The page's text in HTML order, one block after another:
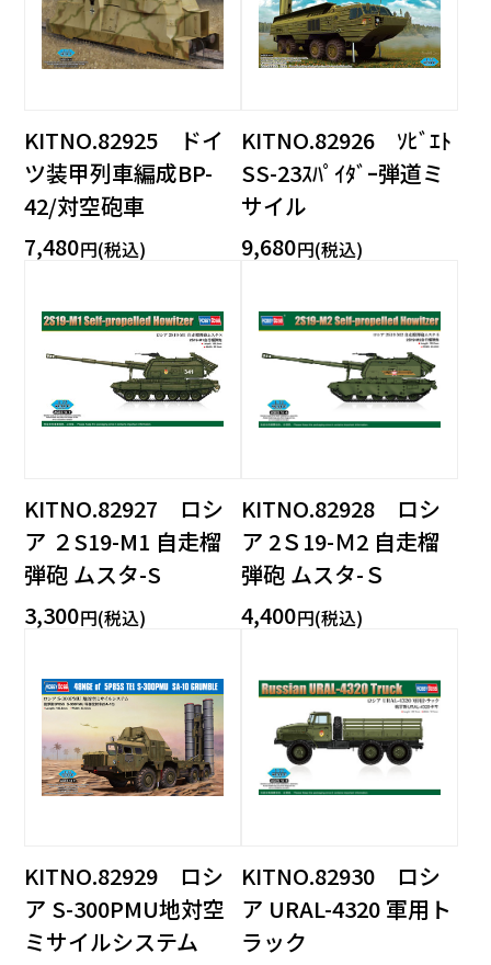
KITNO.82925 ドイ
ツ装甲列車編成BP-
42/対空砲車
7,480円(税込)
KITNO.82926 ｿﾋﾞｴﾄ
SS-23ｽﾊﾟｲﾀﾞｰ弾道ミ
サイル
9,680円(税込)
KITNO.82927 ロシ
ア ２S19-M1 自走榴
弾砲 ムスタ-S
3,300円(税込)
KITNO.82928 ロシ
ア 2Ｓ19-Ｍ2 自走榴
弾砲 ムスタ-Ｓ
4,400円(税込)
KITNO.82929 ロシ
ア S-300PMU地対空
ミサイルシステム
KITNO.82930 ロシ
ア URAL-4320 軍用ト
ラック